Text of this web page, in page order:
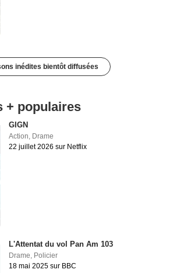
inédites bientôt diffusées
+ populaires
GIGN
Action, Drame
22 juillet 2026 sur Netflix
L'Attentat du vol Pan Am 103
Drame Policier
18 mai 2025 sur BBC